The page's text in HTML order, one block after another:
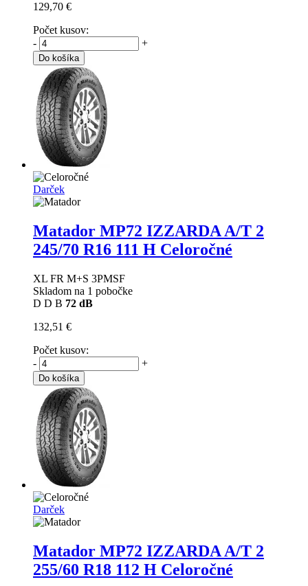
129,70 €
Počet kusov:
-
+
Do košíka
Darček
Matador MP72 IZZARDA A/T 2
245/70 R16 111 H Celoročné
XL FR M+S 3PMSF
Skladom na 1 pobočke
D D B 72 dB
132,51 €
Počet kusov:
-
+
Do košíka
Darček
Matador MP72 IZZARDA A/T 2
255/60 R18 112 H Celoročné